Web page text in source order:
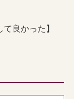
良かった】